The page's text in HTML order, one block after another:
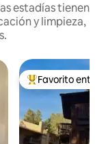
estadías tienen
y limpieza,
Favorito entre
Favorito entre